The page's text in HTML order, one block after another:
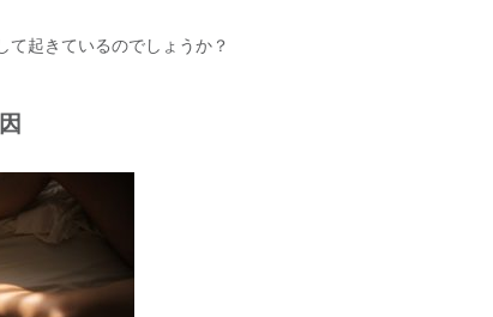
て起きているのでしょうか？